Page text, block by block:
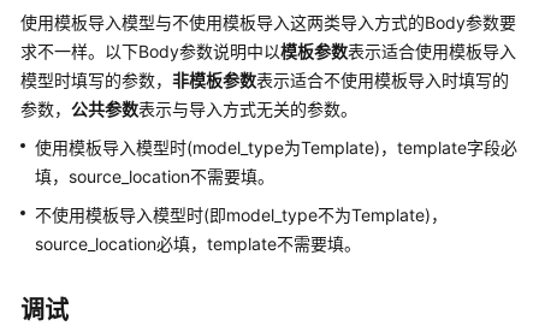
介
绍
费
说
明
快
速
门
使用模板导入模型与不使用模板导入这两类导入方式的Body参数要
求不一样。以下Body参数说明中以模板参数表示适合使用模板导入
模型时填写的参数， 非模板参数表示适合不使用模板导入时填写的
参数， 公共参数表示与导入方式无关的参数。
使用模板导入模型时(model_type为Template)，template字段必
填，source_location不需要填。
不使用模板导入模型时(即model_type不为Template)，
source_location必填，template不需要填。
调试